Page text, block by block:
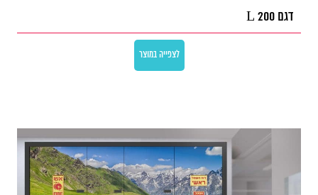
דגם L 200
לצפייה במוצר